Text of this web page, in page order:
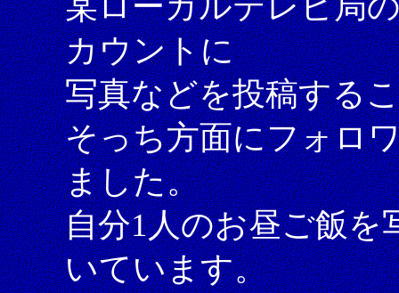
カウントに
写真などを投稿する
そっち方面にフォロ
ました。
自分1人のお昼ご飯を
いています。